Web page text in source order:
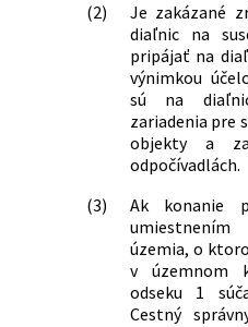
(2)
Je zakázané
diaľnic na
pripájať na
výnimkou
sú na
zariadenia pre
objekty a
odpočívadlách.
(3)
Ak konanie
územia, o
v územnom
odseku 1
Cestný